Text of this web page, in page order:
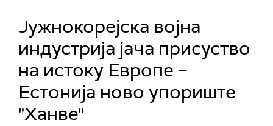
Јужнокорејска војна
индустрија јача присуство
на истоку Европе –
Естонија ново упориште
"Ханве"